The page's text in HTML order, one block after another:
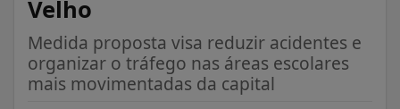
Velho
Medida proposta visa reduzir acidentes e
organizar o tráfego nas áreas escolares
mais movimentadas da capital